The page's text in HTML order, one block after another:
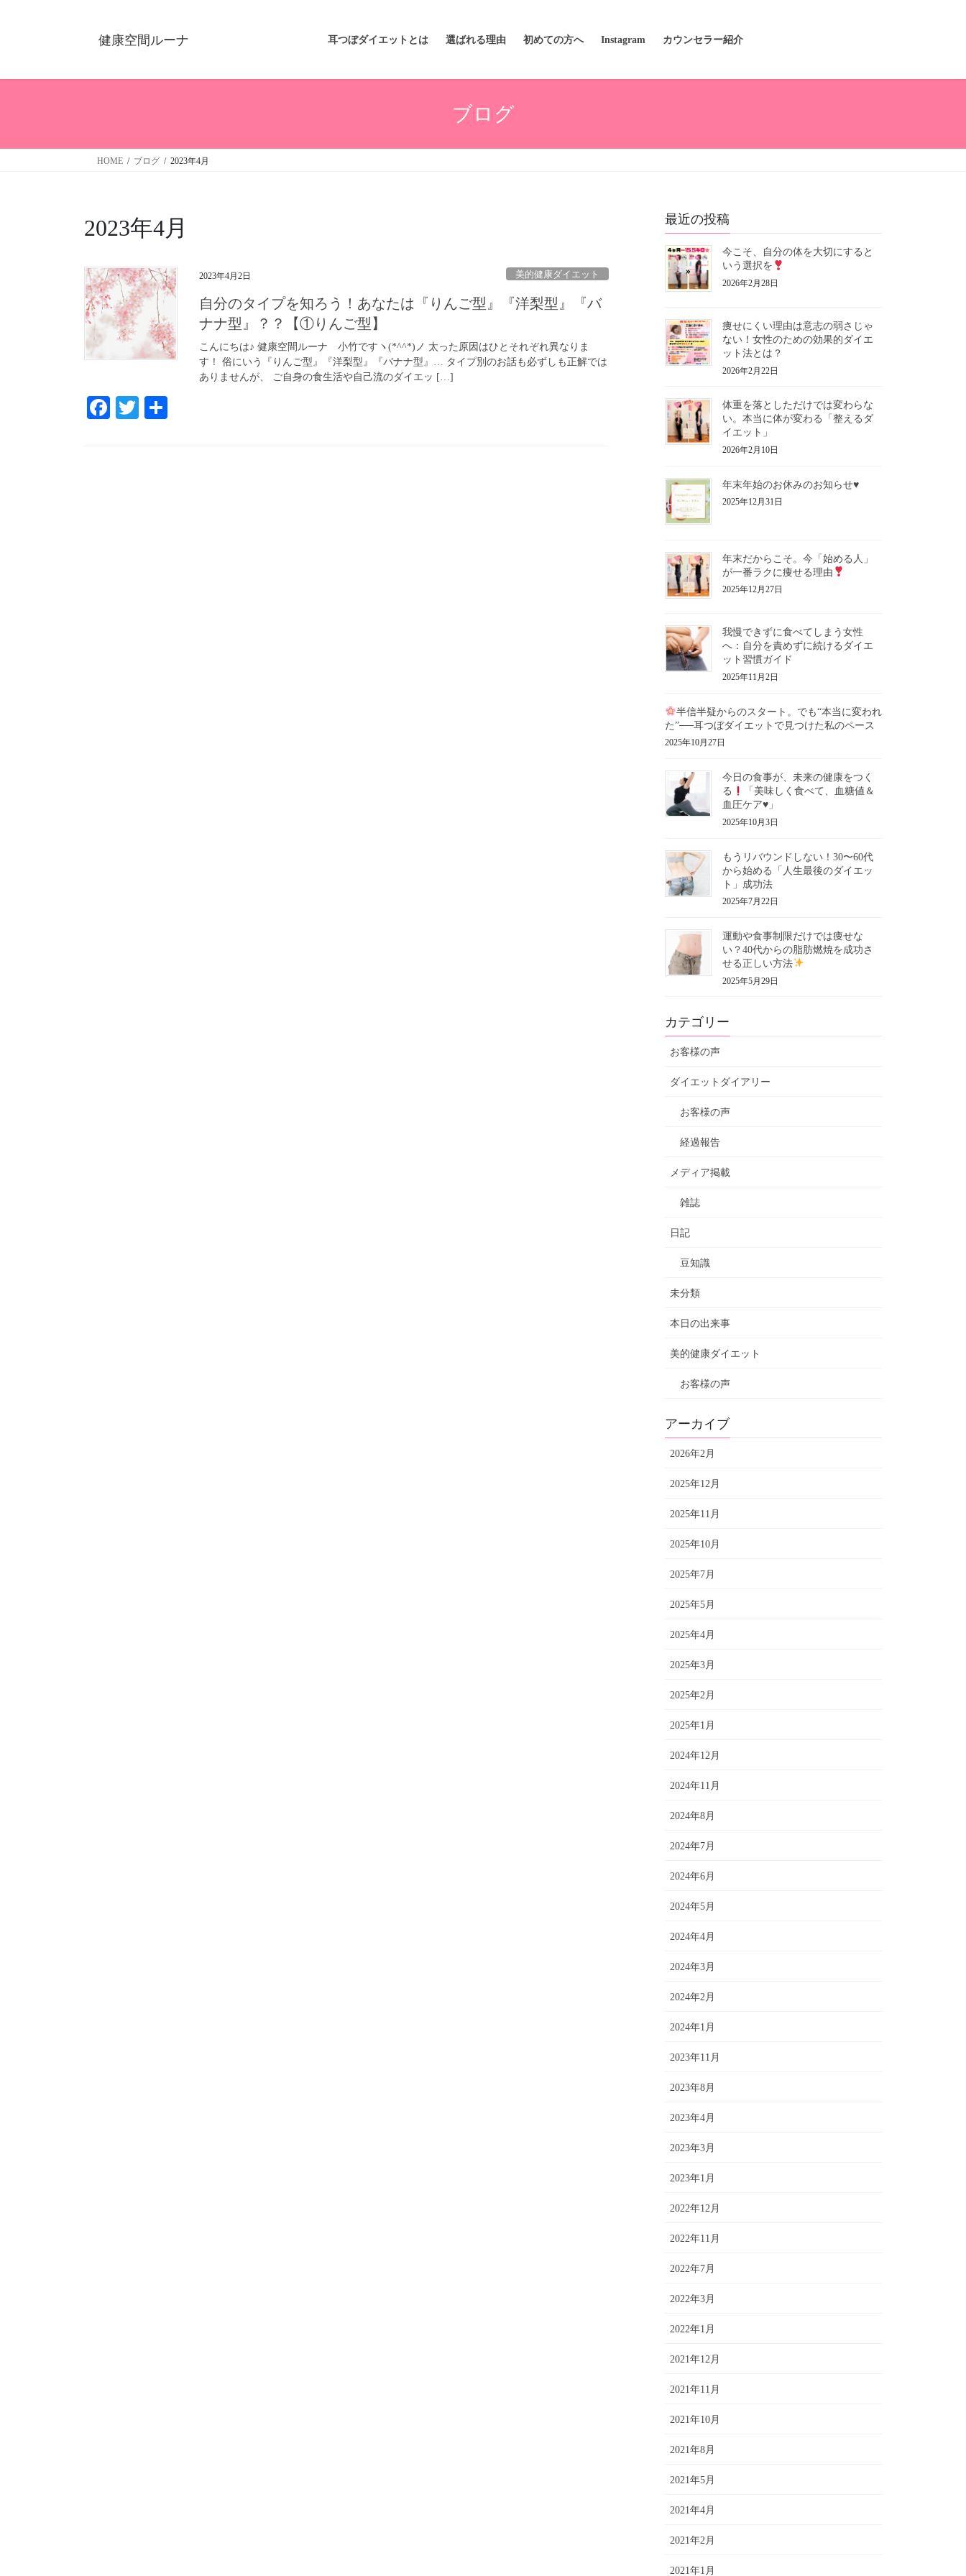
健康空間ルーナ 耳つぼダイエットとは 選ばれる理由 初めての方へ Instagram カウンセラー紹介
ブログ
HOME ブログ 2023年4月
2023年4月
2023年4月2日 美的健康ダイエット
自分のタイプを知ろう！あなたは『りんご型』『洋梨型』『バ
ナナ型』？？【①りんご型】
こんにちは♪ 健康空間ルーナ 小竹ですヽ(*^^*)ノ 太った原因はひとそれぞれ異なりま
す！ 俗にいう『りんご型』『洋梨型』『バナナ型』… タイプ別のお話も必ずしも正解では
ありませんが、 ご自身の食生活や自己流のダイエッ […]
Fa
T
最近の投稿
今こそ、自分の体を大切にすると
いう選択を
2026年2月28日
痩せにくい理由は意志の弱さじゃ
ない！女性のための効果的ダイエ
ット法とは？
2026年2月22日
体重を落としただけでは変わらな
い。本当に体が変わる「整えるダ
イエット」
2026年2月10日
年末年始のお休みのお知らせ♥️
2025年12月31日
年末だからこそ。今「始める人」
が一番ラクに痩せる理由
2025年12月27日
我慢できずに食べてしまう女性
へ：自分を責めずに続けるダイエ
ット習慣ガイド
2025年11月2日
半信半疑からのスタート。でも“本当に変われ
た”──耳つぼダイエットで見つけた私のペース
2025年10月27日
今日の食事が、未来の健康をつく
る
「美味しく食べて、血糖値＆
血圧ケア♥️ 」
2025年10月3日
もうリバウンドしない！30〜60代
から始める「人生最後のダイエッ
ト」成功法
2025年7月22日
運動や食事制限だけでは痩せな
い？40代からの脂肪燃焼を成功さ
せる正しい方法
2025年5月29日
カテゴリー
お客様の声
ダイエットダイアリー
お客様の声
経過報告
メディア掲載
雑誌
日記
豆知識
未分類
本日の出来事
美的健康ダイエット
お客様の声
アーカイブ
2026年2月
2025年12月
2025年11月
2025年10月
2025年7月
2025年5月
2025年4月
2025年3月
2025年2月
2025年1月
2024年12月
2024年11月
2024年8月
2024年7月
2024年6月
2024年5月
2024年4月
2024年3月
2024年2月
2024年1月
2023年11月
2023年8月
2023年4月
2023年3月
2023年1月
2022年12月
2022年11月
2022年7月
2022年3月
2022年1月
2021年12月
2021年11月
2021年10月
2021年8月
2021年5月
2021年4月
2021年2月
2021年1月